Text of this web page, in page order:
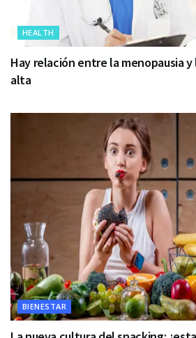
HEALTH
Hay relación entre la menopausia
alta
BIENESTAR